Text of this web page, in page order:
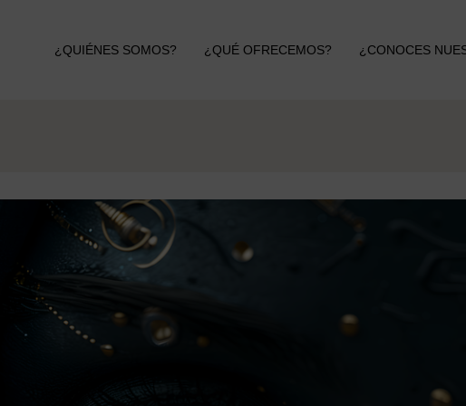
¿QUIÉNES SOMOS? ¿QUÉ OFRECEMOS? ¿CONOCES